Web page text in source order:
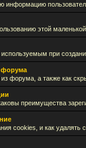
информацию
этой
при
форума
из форума, а также как
преимущества
cookies, и как удалять